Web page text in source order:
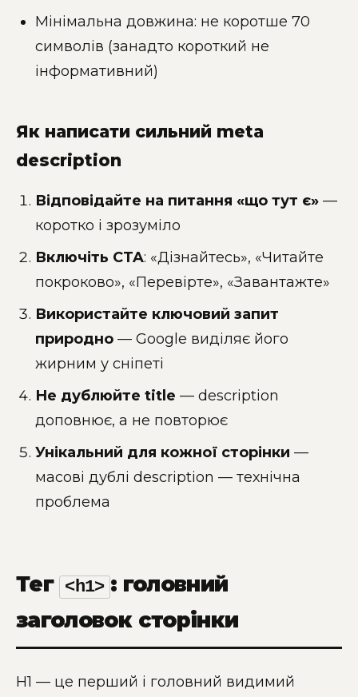
Мінімальна довжина: не коротше 70
символів (занадто короткий не
інформативний)
Як написати сильний meta
description
Відповідайте на питання «що тут є» —
коротко і зрозуміло
Включіть CTA: «Дізнайтесь», «Читайте
покроково», «Перевірте», «Завантажте»
Використайте ключовий запит
природно — Google виділяє його
жирним у сніпеті
Не дублюйте title — description
доповнює, а не повторює
Унікальний для кожної сторінки —
масові дублі description — технічна
проблема
Тег <h1> : головний
заголовок сторінки
H1 — це перший і головний видимий